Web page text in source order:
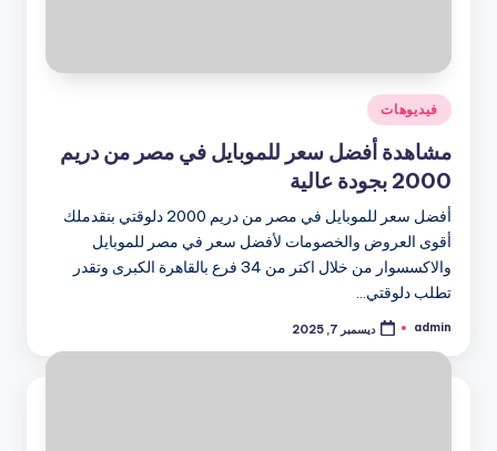
نُشر
في
فيديوهات
مشاهدة أفضل سعر للموبايل في مصر من دريم
2000 بجودة عالية
أفضل سعر للموبايل في مصر من دريم 2000 دلوقتي بنقدملك
أقوى العروض والخصومات لأفضل سعر في مصر للموبايل
والاكسسوار من خلال اكتر من 34 فرع بالقاهرة الكبرى وتقدر
تطلب دلوقتي…
تمّ
بواسطة
admin ديسمبر 7, 2025